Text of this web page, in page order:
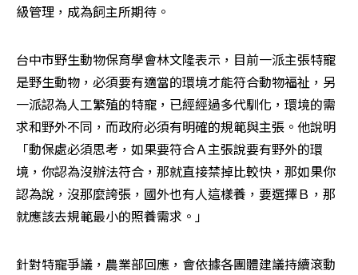
級管理，成為飼主所期待。
台中市野生動物保育學會林文隆表示，目前一派主張特寵
是野生動物，必須要有適當的環境才能符合動物福祉，另
一派認為人工繁殖的特寵，已經經過多代馴化，環境的需
求和野外不同，而政府必須有明確的規範與主張。他說明
「動保處必須思考，如果要符合Ａ主張說要有野外的環
境，你認為沒辦法符合，那就直接禁掉比較快，那如果你
認為說，沒那麼誇張，國外也有人這樣養，要選擇Ｂ，那
就應該去規範最小的照養需求。」
針對特寵爭議，農業部回應，會依據各團體建議持續滾動